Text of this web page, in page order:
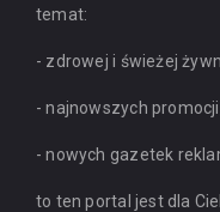
temat:
- zdrowej i świeżej
- najnowszych
- nowych gazetek
to ten portal jest dla